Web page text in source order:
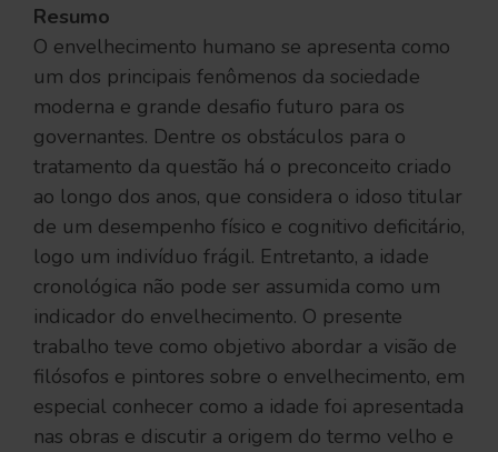
Resumo
O envelhecimento humano se apresenta como
um dos principais fenômenos da sociedade
moderna e grande desafio futuro para os
governantes. Dentre os obstáculos para o
tratamento da questão há o preconceito criado
ao longo dos anos, que considera o idoso titular
de um desempenho físico e cognitivo deficitário,
logo um indivíduo frágil. Entretanto, a idade
cronológica não pode ser assumida como um
indicador do envelhecimento. O presente
trabalho teve como objetivo abordar a visão de
filósofos e pintores sobre o envelhecimento, em
especial conhecer como a idade foi apresentada
nas obras e discutir a origem do termo velho e